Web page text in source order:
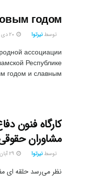
годом
توسط نیرتوا
ассоциации
Республике
годом и славным...
کارگاه فنون
مشاوران
توسط نیرتوا
نظر می‌رسد حلقه ای